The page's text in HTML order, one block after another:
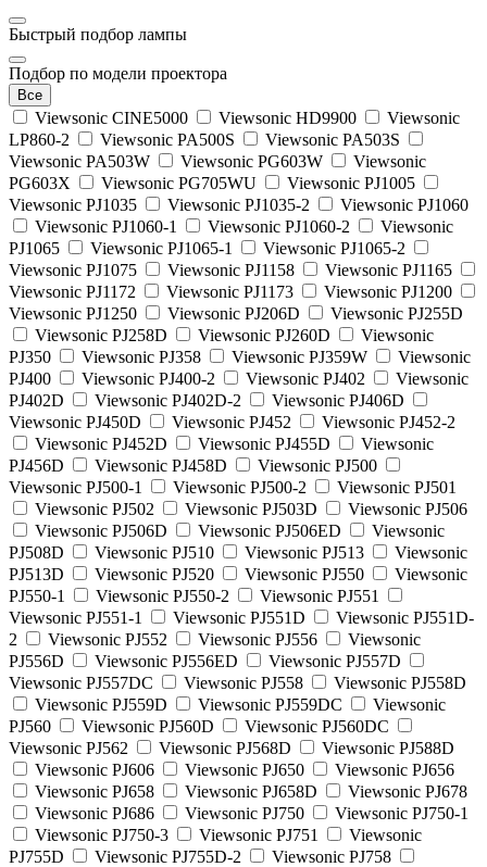
Быстрый подбор лампы
Подбор по модели проектора
Все
Viewsonic CINE5000 Viewsonic HD9900
Viewsonic
LP860-2
Viewsonic PA500S
Viewsonic PA503S
Viewsonic PA503W
Viewsonic PG603W
Viewsonic
PG603X
Viewsonic PG705WU
Viewsonic PJ1005
Viewsonic PJ1035
Viewsonic PJ1035-2
Viewsonic PJ1060
Viewsonic PJ1060-1
Viewsonic PJ1060-2
Viewsonic
PJ1065
Viewsonic PJ1065-1
Viewsonic PJ1065-2
Viewsonic PJ1075
Viewsonic PJ1158
Viewsonic PJ1165
Viewsonic PJ1172
Viewsonic PJ1173
Viewsonic PJ1200
Viewsonic PJ1250
Viewsonic PJ206D
Viewsonic PJ255D
Viewsonic PJ258D
Viewsonic PJ260D
Viewsonic
PJ350
Viewsonic PJ358 Viewsonic PJ359W
Viewsonic
PJ400
Viewsonic PJ400-2 Viewsonic PJ402
Viewsonic
PJ402D
Viewsonic PJ402D-2
Viewsonic PJ406D
Viewsonic PJ450D
Viewsonic PJ452
Viewsonic PJ452-2
Viewsonic PJ452D
Viewsonic PJ455D
Viewsonic
PJ456D
Viewsonic PJ458D
Viewsonic PJ500
Viewsonic PJ500-1
Viewsonic PJ500-2
Viewsonic PJ501
Viewsonic PJ502
Viewsonic PJ503D
Viewsonic PJ506
Viewsonic PJ506D
Viewsonic PJ506ED
Viewsonic
PJ508D
Viewsonic PJ510 Viewsonic PJ513
Viewsonic
PJ513D
Viewsonic PJ520 Viewsonic PJ550
Viewsonic
PJ550-1
Viewsonic PJ550-2
Viewsonic PJ551
Viewsonic PJ551-1
Viewsonic PJ551D
Viewsonic PJ551D-
2
Viewsonic PJ552 Viewsonic PJ556
Viewsonic
PJ556D
Viewsonic PJ556ED
Viewsonic PJ557D
Viewsonic PJ557DC
Viewsonic PJ558
Viewsonic PJ558D
Viewsonic PJ559D
Viewsonic PJ559DC
Viewsonic
PJ560
Viewsonic PJ560D
Viewsonic PJ560DC
Viewsonic PJ562
Viewsonic PJ568D
Viewsonic PJ588D
Viewsonic PJ606
Viewsonic PJ650
Viewsonic PJ656
Viewsonic PJ658
Viewsonic PJ658D
Viewsonic PJ678
Viewsonic PJ686
Viewsonic PJ750
Viewsonic PJ750-1
Viewsonic PJ750-3
Viewsonic PJ751
Viewsonic
PJ755D
Viewsonic PJ755D-2
Viewsonic PJ758